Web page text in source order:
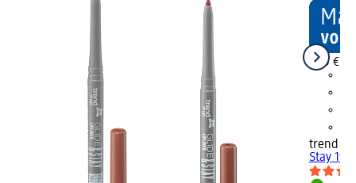
1,95 €
trend !t
Stay